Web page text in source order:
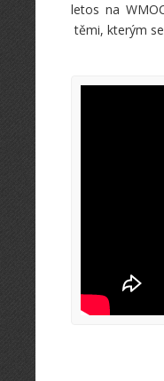
letos na
těmi, kterým